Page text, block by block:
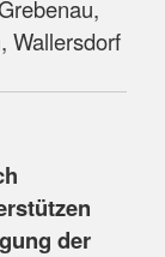
Wallersdorf
der